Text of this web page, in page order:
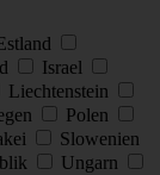
Israel
Liechtenstein
Polen
Slowenien
Ungarn